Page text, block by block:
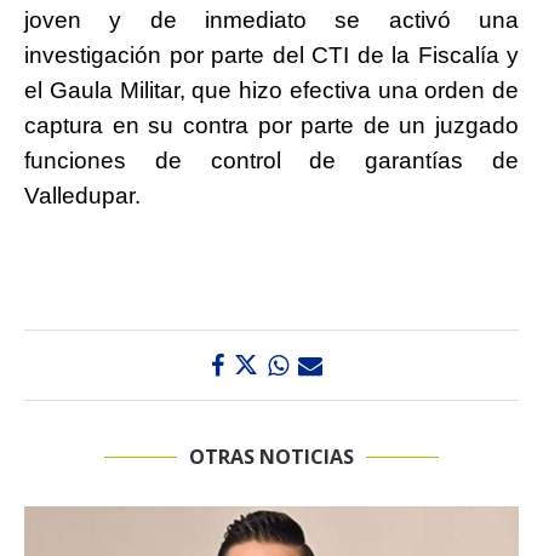
joven y de inmediato se activó una
investigación por parte del CTI de la Fiscalía y
el Gaula Militar, que hizo efectiva una orden de
captura en su contra por parte de un juzgado
funciones de control de garantías de
Valledupar.
OTRAS NOTICIAS